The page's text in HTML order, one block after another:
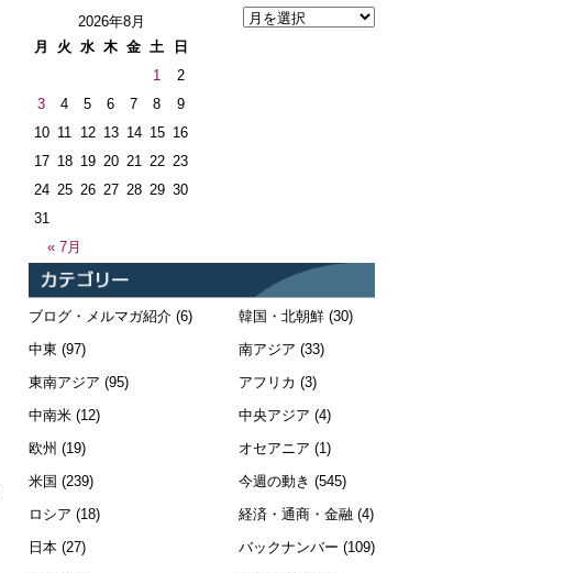
2026年8月
月
火 水 木 金 土 日
« 7月
1
2
3
4 5 6 7 8
9
10 11 12 13 14 15 16
17 18 19 20 21 22 23
24 25 26 27 28 29 30
31
ブログ・メルマガ紹介 (6)
中東 (97)
東南アジア (95)
中南米 (12)
欧州 (19)
米国 (239)
ロシア (18)
日本 (27)
韓国・北朝鮮(30)
南アジア (33)
アフリカ (3)
中央アジア (4)
オセアニア (1)
今週の動き (545)
経済・通商・金融 (4)
バックナンバー (109)